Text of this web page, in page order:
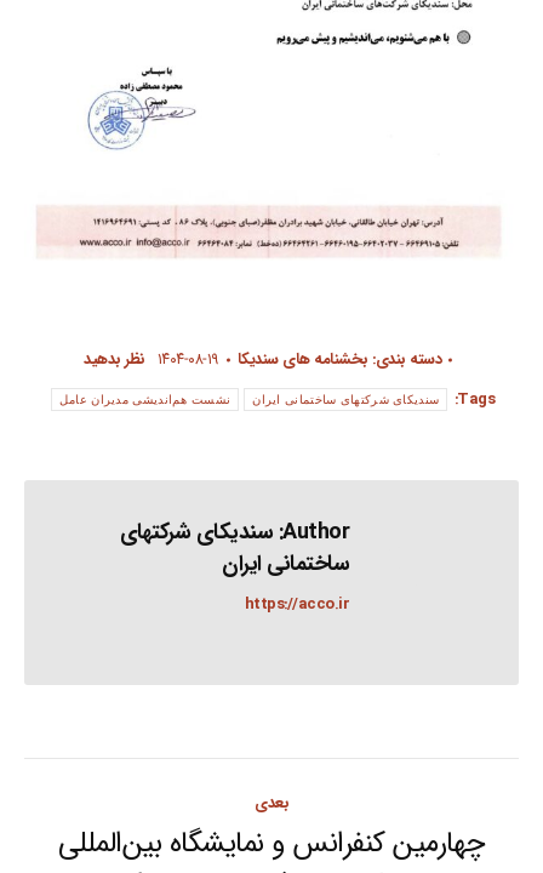
دسته بندی: بخشنامه های سندیکا ۱۴۰۴-۰۸-۱۹ نظر بدهید
Tags:
سندیکای شرکتهای ساختمانی ایران نشست هم‌اندیشی مدیران عامل
Author: سندیکای شرکتهای
ساختمانی ایران
https://acco.ir
navigation
بعدی
Next
چهارمین کنفرانس و نمایشگاه بین‌المللی